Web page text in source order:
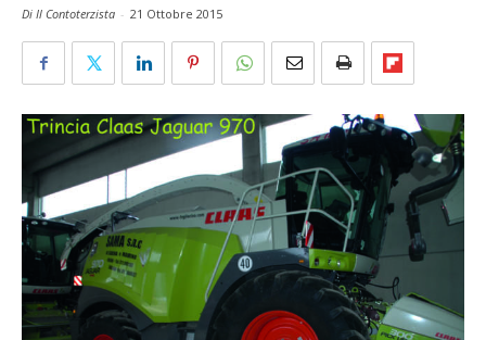
Di Il Contoterzista - 21 Ottobre 2015